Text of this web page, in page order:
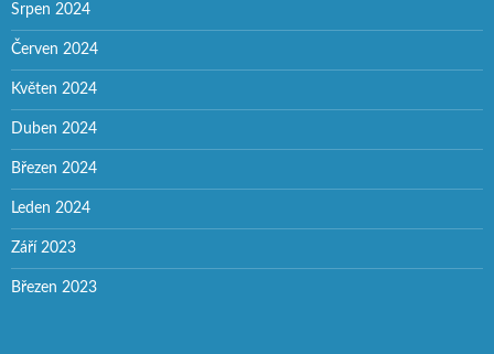
Srpen 2024
Červen 2024
Květen 2024
Duben 2024
Březen 2024
Leden 2024
Září 2023
Březen 2023